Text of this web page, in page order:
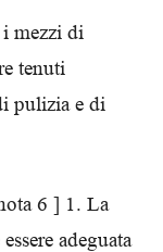
mezzi di
tenuti
pulizia e di
6 ] 1. La
adeguata